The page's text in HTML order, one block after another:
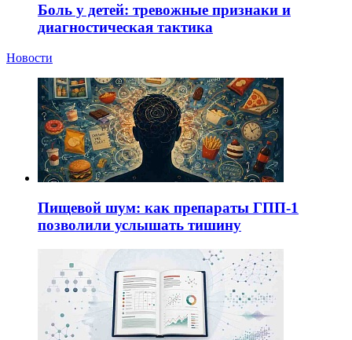
Боль у детей: тревожные признаки и
диагностическая тактика
Новости
Пищевой шум: как препараты ГПП-1
позволили услышать тишину